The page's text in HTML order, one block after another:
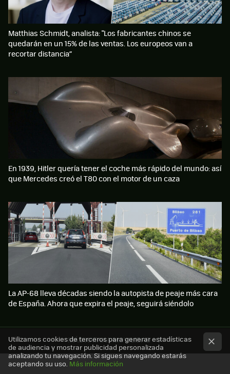
MÁS XATAKA MOVILIDAD
Matthias Schmidt, analista: "Los fabricantes chinos se
quedarán en un 15% de las ventas. Los europeos van a
recortar distancia”
En 1939, Hitler quería tener el coche más rápido del mundo: así
que Mercedes creó el T80 con el motor de un caza
La AP-68 lleva décadas siendo la autopista de peaje más cara
de España. Ahora que expira el peaje, seguirá siéndolo
Utilizamos cookies de terceros para generar estadísticas
de audiencia y mostrar publicidad personalizada
analizando tu navegación. Si sigues navegando estarás
aceptando su uso. Más información